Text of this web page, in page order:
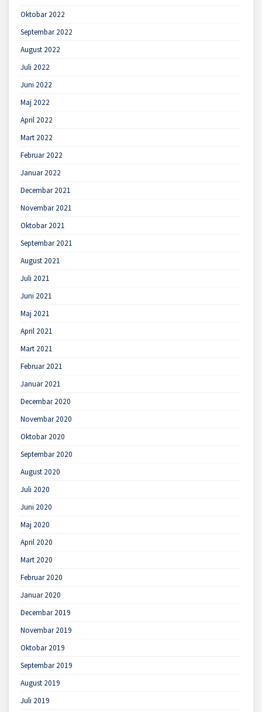
Oktobar 2022
Septembar 2022
August 2022
Juli 2022
Juni 2022
Maj 2022
April 2022
Mart 2022
Februar 2022
Januar 2022
Decembar 2021
Novembar 2021
Oktobar 2021
Septembar 2021
August 2021
Juli 2021
Juni 2021
Maj 2021
April 2021
Mart 2021
Februar 2021
Januar 2021
Decembar 2020
Novembar 2020
Oktobar 2020
Septembar 2020
August 2020
Juli 2020
Juni 2020
Maj 2020
April 2020
Mart 2020
Februar 2020
Januar 2020
Decembar 2019
Novembar 2019
Oktobar 2019
Septembar 2019
August 2019
Juli 2019